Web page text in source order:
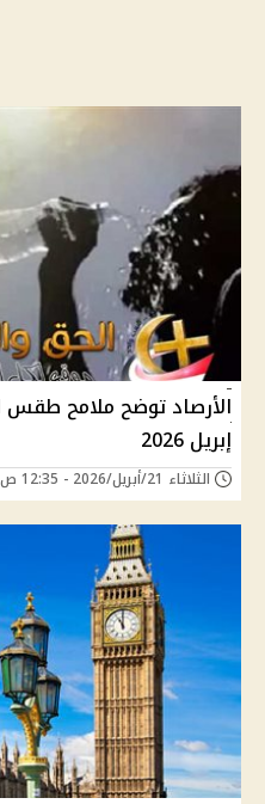
إبريل 2026
الثلاثاء 21/أبريل/2026 - 12:35 ص